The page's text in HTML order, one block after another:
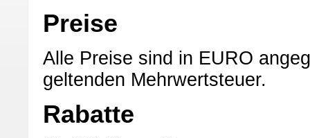
Preise
Alle Preise sind in EURO
geltenden Mehrwertsteuer.
Rabatte